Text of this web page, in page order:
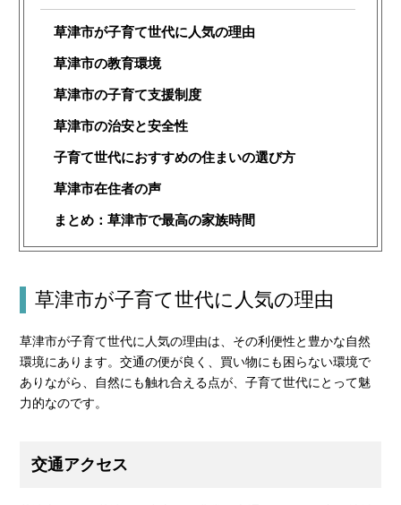
草津市が子育て世代に人気の理由
草津市の教育環境
草津市の子育て支援制度
草津市の治安と安全性
子育て世代におすすめの住まいの選び方
草津市在住者の声
まとめ：草津市で最高の家族時間
草津市が子育て世代に人気の理由
草津市が子育て世代に人気の理由は、その利便性と豊かな自然
環境にあります。交通の便が良く、買い物にも困らない環境で
ありながら、自然にも触れ合える点が、子育て世代にとって魅
力的なのです。
交通アクセス